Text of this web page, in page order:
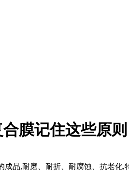
膜记住这些原
,耐磨、耐折、耐腐蚀、抗老化,